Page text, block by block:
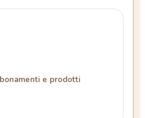
e prodotti